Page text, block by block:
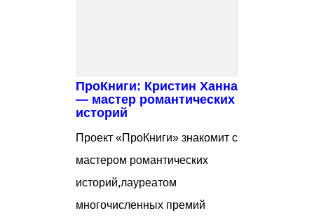
ПроКниги: Кристин Ханна
— мастер романтических
историй
Проект «ПроКниги» знакомит с
мастером романтических
историй,лауреатом
многочисленных премий